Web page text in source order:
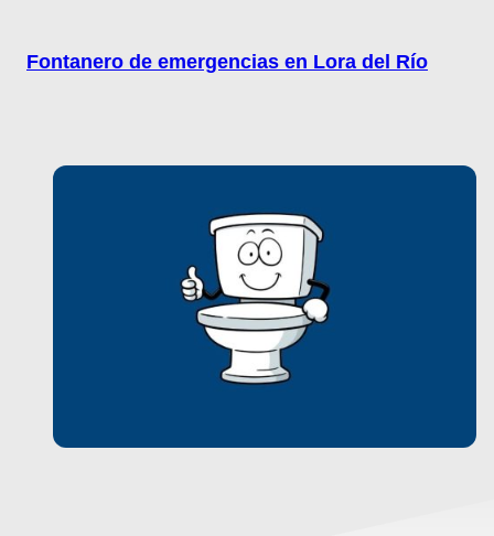
Fontanero de emergencias en Lora del Río